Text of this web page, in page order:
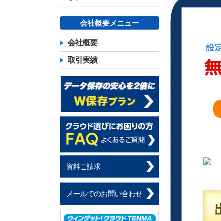
会社概要メニュー
会社概要
取引実績
資料ご請求
メールでのお問い合わせ